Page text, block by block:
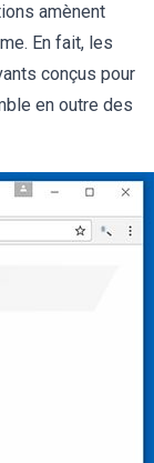
amènent
En fait, les
conçus pour
en outre des